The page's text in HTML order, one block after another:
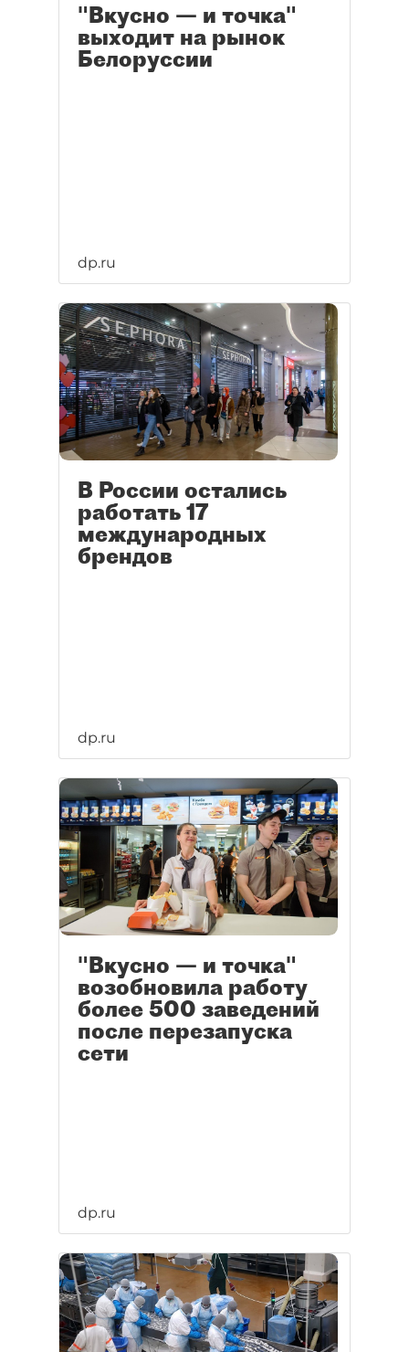
"Вкусно — и точка"
выходит на рынок
Белоруссии
dp.ru
В России остались
работать 17
международных
брендов
dp.ru
"Вкусно — и точка"
возобновила работу
более 500 заведений
после перезапуска
сети
dp.ru